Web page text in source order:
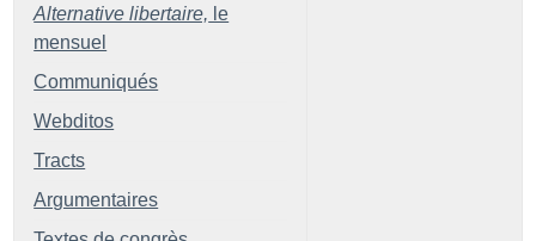
Alternative libertaire, le
mensuel
Communiqués
Webditos
Tracts
Argumentaires